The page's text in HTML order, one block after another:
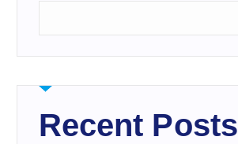
Recent Posts